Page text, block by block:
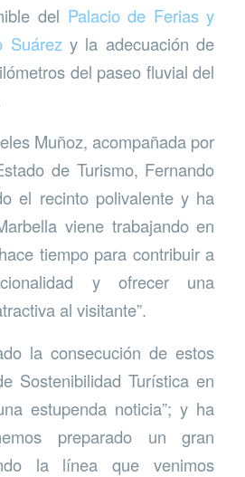
del Palacio de Ferias y
Suárez y la adecuación de
del paseo fluvial del
Muñoz, acompañada por
de Turismo, Fernando
el recinto polivalente y ha
viene trabajando en
tiempo para contribuir a
y ofrecer una
al visitante”.
la consecución de estos
Sostenibilidad Turística en
estupenda noticia”; y ha
preparado un gran
la línea que venimos